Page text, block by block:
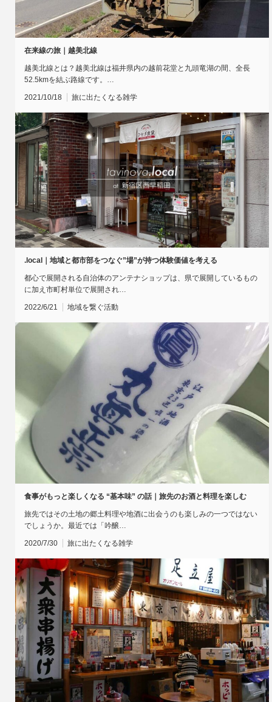
在来線の旅｜越美北線
越美北線とは？越美北線は福井県内の越前花堂と九頭竜湖の間、全長
52.5kmを結ぶ路線です。…
2021/10/18 旅に出たくなる雑学
.local｜地域と都市部をつなぐ”場”が持つ体験価値を考える
都心で展開される自治体のアンテナショップは、県で展開しているもの
に加え市町村単位で展開され…
2022/6/21 地域を繋ぐ活動
食事がもっと楽しくなる “基本味” の話｜旅先のお酒と料理を楽しむ
旅先ではその土地の郷土料理や地酒に出会うのも楽しみの一つではない
でしょうか。最近では「吟醸…
2020/7/30 旅に出たくなる雑学